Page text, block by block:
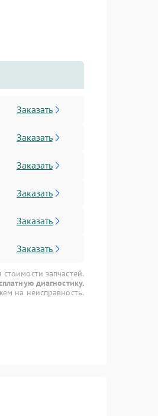
Заказать
Заказать
Заказать
Заказать
Заказать
Заказать
запчастей.
диагностику.
на неисправность.